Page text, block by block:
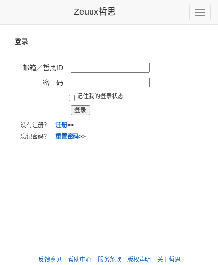
Toggle
Zeuux哲思
登录
邮箱／哲思ID
密 码
记住我的登录状态
没有注册？ 注册>>
忘记密码？ 重置密码>>
反馈意见 帮助中心 服务条款 版权声明
关于哲思